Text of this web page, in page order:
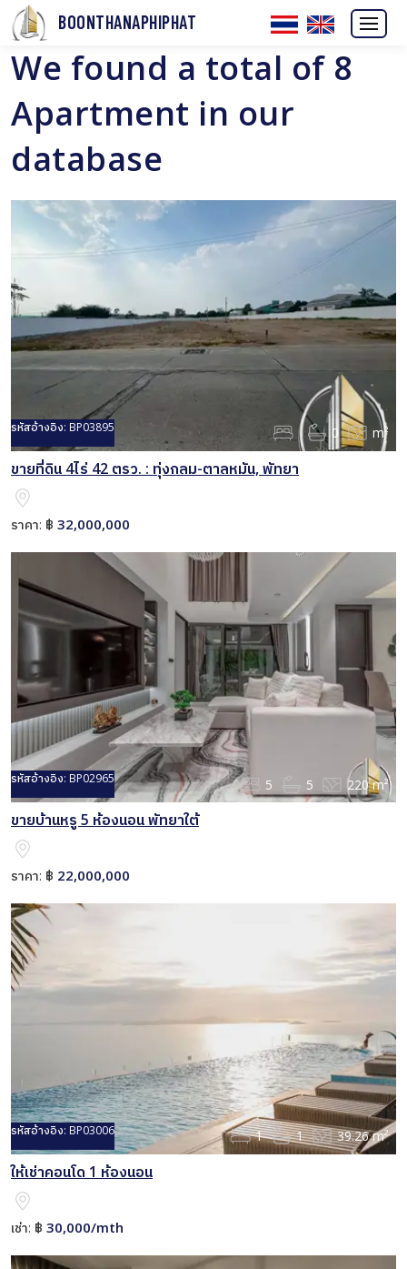
BOONTHANAPHIPHAT
We found a total of 8
Apartment in our
database
รหัสอ้างอิง: BP03895 0 m²
ขายที่ดิน 4ไร่ 42 ตรว. : ทุ่งกลม-ตาลหมัน, พัทยา
ราคา: ฿ 32,000,000
รหัสอ้างอิง: BP02965 5 5 220 m²
ขายบ้านหรู 5 ห้องนอน พัทยาใต้
ราคา: ฿ 22,000,000
รหัสอ้างอิง: BP03006 1 1 39.26 m²
ให้เช่าคอนโด 1 ห้องนอน
เช่า: ฿ 30,000/mth